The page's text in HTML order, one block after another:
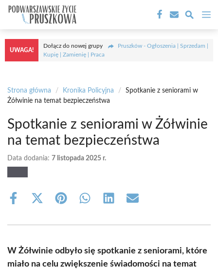
Przejdź
treści
UWAGA!
Dołącz do nowej grupy
Pruszków - Ogłoszenia | Sprzedam |
Kupię | Zamienię | Praca
Strona główna / Kronika Policyjna /
Spotkanie z seniorami w
Żółwinie na temat bezpieczeństwa
Spotkanie z seniorami w Żółwinie
na temat bezpieczeństwa
Data dodania: 7 listopada 2025 r.
Share
Share
(Twitter)
Share Share Share Share
W Żółwinie odbyło się spotkanie z seniorami, które
miało na celu zwiększenie świadomości na temat